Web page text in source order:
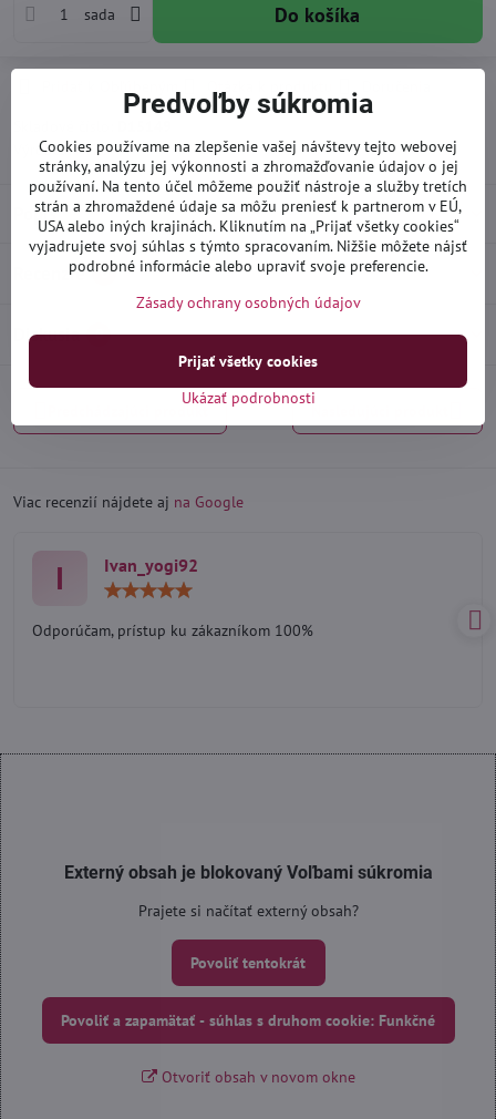
sada Do košíka
Výrobca:Heko
Popis
Recenzie 0
Diskusia 0
Viac recenzií nájdete aj na Google
I Ivan_yogi92
5
Odporúčam, prístup ku zákazníkom 100%
Externý obsah je blokovaný Voľbami súkromia
Prajete si načítať externý obsah?
Povoliť tentokrát
Povoliť a zapamätať - súhlas s druhom cookie: Funkčné
Otvoriť obsah v novom okne
Predvoľby súkromia
Cookies používame na zlepšenie vašej návštevy tejto webovej
stránky, analýzu jej výkonnosti a zhromažďovanie údajov o jej
používaní. Na tento účel môžeme použiť nástroje a služby tretích
strán a zhromaždené údaje sa môžu preniesť k partnerom v EÚ,
USA alebo iných krajinách. Kliknutím na „Prijať všetky cookies“
vyjadrujete svoj súhlas s týmto spracovaním. Nižšie môžete nájsť
podrobné informácie alebo upraviť svoje preferencie.
Zásady ochrany osobných údajov
Ukázať podrobnosti
Prijať všetky cookies